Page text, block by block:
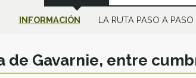
INFORMACIÓN LA RUTA PASO A PASO
de Gavarnie, entre